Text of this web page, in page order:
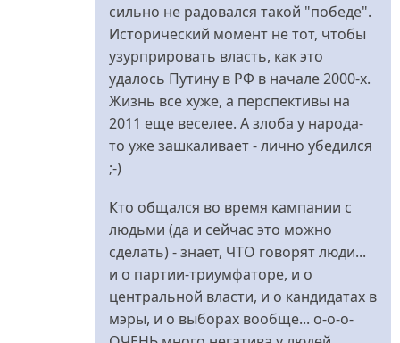
сильно не радовался такой "победе".
Исторический момент не тот, чтобы
узурприровать власть, как это
удалось Путину в РФ в начале 2000-х.
Жизнь все хуже, а перспективы на
2011 еще веселее. А злоба у народа-
то уже зашкаливает - лично убедился
;-)
Кто общался во время кампании с
людьми (да и сейчас это можно
сделать) - знает, ЧТО говорят люди...
и о партии-триумфаторе, и о
центральной власти, и о кандидатах в
мэры, и о выборах вообще... о-о-о-